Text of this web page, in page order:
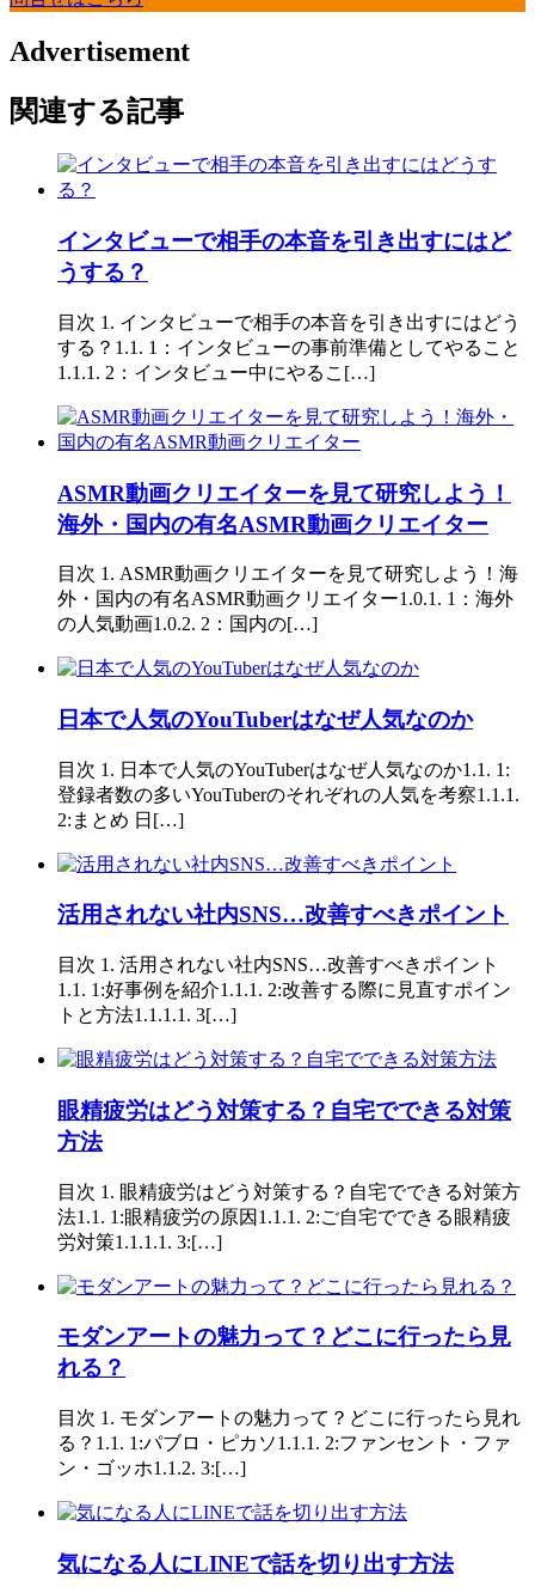
Advertisement
関連する記事
インタビューで相手の本音を引き出すにはど
うする？
目次 1. インタビューで相手の本音を引き出すにはどう
する？1.1. 1：インタビューの事前準備としてやること
1.1.1. 2：インタビュー中にやるこ[…]
ASMR動画クリエイターを見て研究しよう！
海外・国内の有名ASMR動画クリエイター
目次 1. ASMR動画クリエイターを見て研究しよう！海
外・国内の有名ASMR動画クリエイター1.0.1. 1：海外
の人気動画1.0.2. 2：国内の[…]
日本で人気のYouTuberはなぜ人気なのか
目次 1. 日本で人気のYouTuberはなぜ人気なのか1.1. 1:
登録者数の多いYouTuberのそれぞれの人気を考察1.1.1.
2:まとめ 日[…]
活用されない社内SNS…改善すべきポイント
目次 1. 活用されない社内SNS…改善すべきポイント
1.1. 1:好事例を紹介1.1.1. 2:改善する際に見直すポイン
トと方法1.1.1.1. 3[…]
眼精疲労はどう対策する？自宅でできる対策
方法
目次 1. 眼精疲労はどう対策する？自宅でできる対策方
法1.1. 1:眼精疲労の原因1.1.1. 2:ご自宅でできる眼精疲
労対策1.1.1.1. 3:[…]
モダンアートの魅力って？どこに行ったら見
れる？
目次 1. モダンアートの魅力って？どこに行ったら見れ
る？1.1. 1:パブロ・ピカソ1.1.1. 2:ファンセント・ファ
ン・ゴッホ1.1.2. 3:[…]
気になる人にLINEで話を切り出す方法